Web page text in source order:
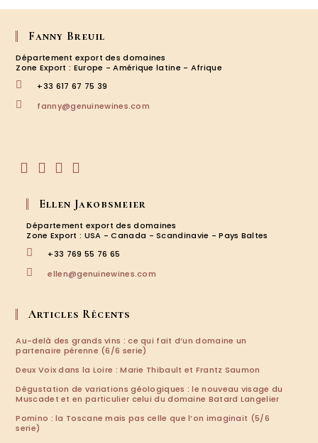
Fanny Breuil
Département export des domaines
Zone Export : Europe - Amérique latine - Afrique
+33 617 67 75 39
fanny@genuinewines.com
dans
un
nouvel
onglet
un
nouvel
onglet
un
nouvel
onglet
un
nouvel
onglet
Ellen Jakobsmeier
Département export des domaines
Zone Export : USA - Canada - Scandinavie - Pays Baltes
+33 769 55 76 65
ellen@genuinewines.com
Articles Récents
Au-delà des grands vins : ce qui fait d’un domaine un
partenaire pérenne (6/6 serie)
Deux Voix dans la Loire : Marie Thibault et Frantz Saumon
Dégustation de variations géologiques : le nouveau visage du
Muscadet et en particulier celui du domaine Batard Langelier
Pomino : la Toscane mais pas celle que l’on imaginait (5/6
serie)